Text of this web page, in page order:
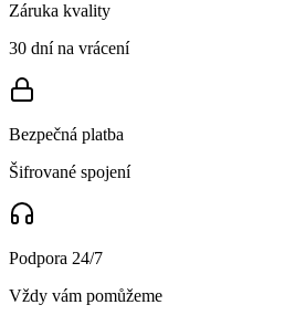
Záruka kvality
30 dní na vrácení
Bezpečná platba
Šifrované spojení
Podpora 24/7
Vždy vám pomůžeme